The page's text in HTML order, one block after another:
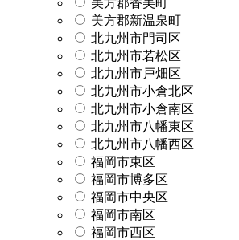
美方郡新温泉町
北九州市門司区
北九州市若松区
北九州市戸畑区
北九州市小倉北区
北九州市小倉南区
北九州市八幡東区
北九州市八幡西区
福岡市東区
福岡市博多区
福岡市中央区
福岡市南区
福岡市西区